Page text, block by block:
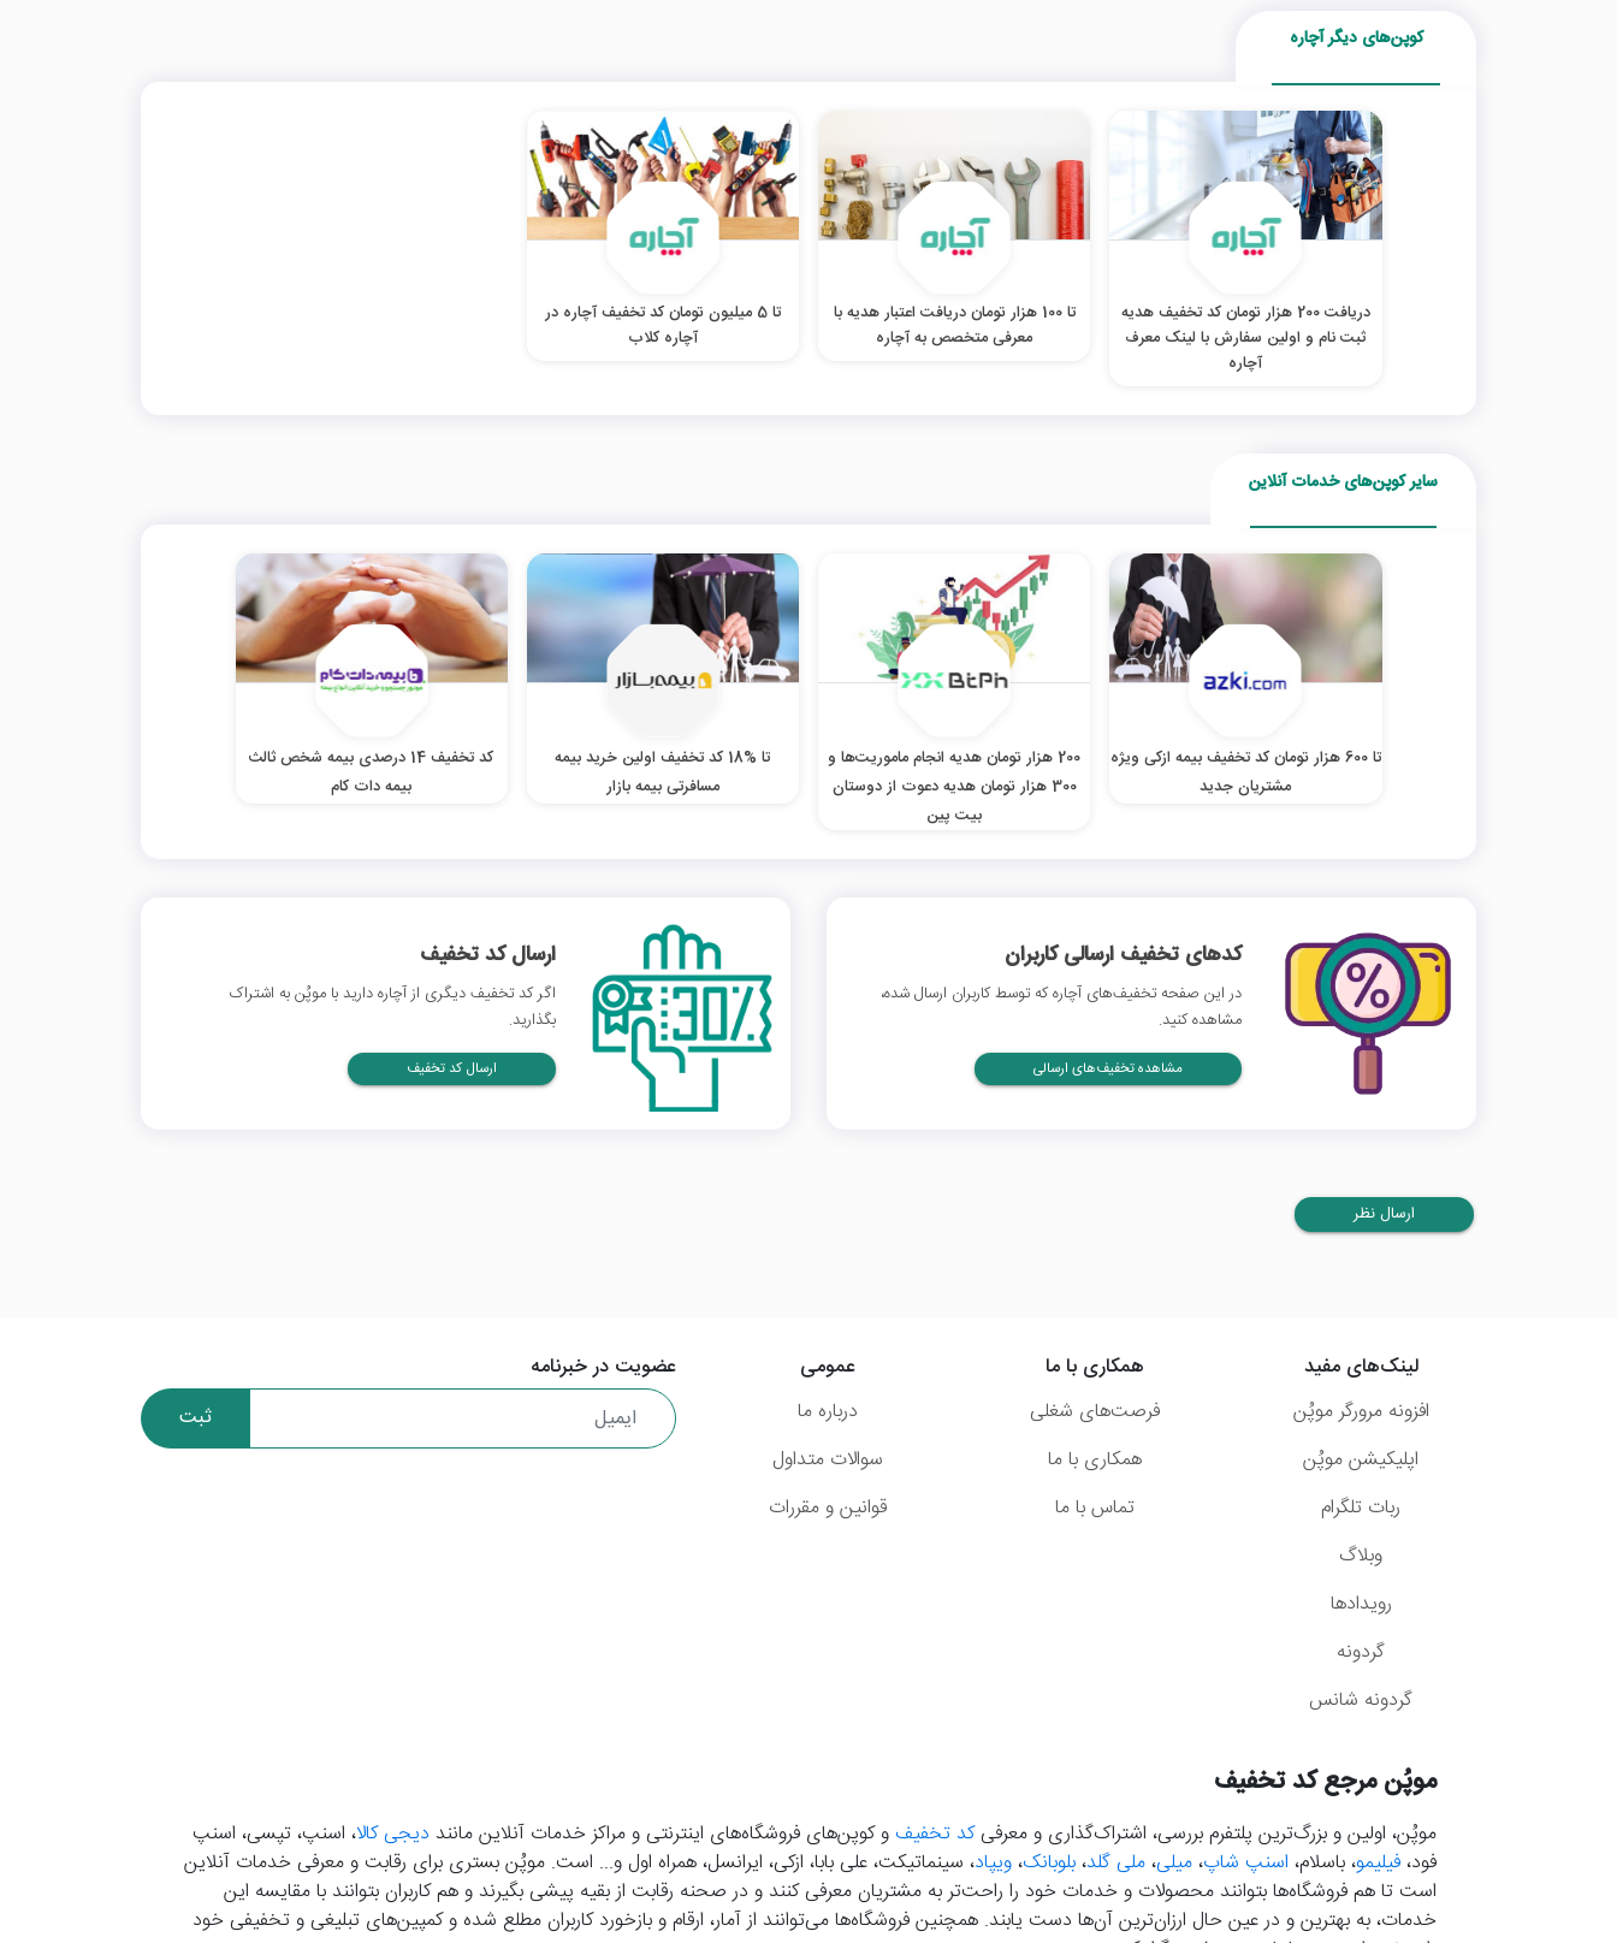
کوپن‌های دیگر آچاره
دریافت 200 هزار تومان کد تخفیف هدیه
ثبت نام و اولین سفارش با لینک معرف
آچاره
تا 100 هزار تومان دریافت اعتبار هدیه با
معرفی متخصص به آچاره
تا 5 میلیون تومان کد تخفیف آچاره در
آچاره کلاب
سایر کوپن‌های خدمات آنلاین
تا 600 هزار تومان کد تخفیف بیمه ازکی ویژه
مشتریان جدید
200 هزار تومان هدیه انجام ماموریت‌ها و
300 هزار تومان هدیه دعوت از دوستان
بیت پین
تا %18 کد تخفیف اولین خرید بیمه
مسافرتی بیمه بازار
کد تخفیف 14 درصدی بیمه شخص ثالث
بیمه دات کام
کدهای تخفیف ارسالی کاربران
در این صفحه تخفیف‌های آچاره که توسط کاربران ارسال شده،
مشاهده کنید.
مشاهده تخفیف‌های ارسالی
ارسال کد تخفیف
اگر کد تخفیف دیگری از آچاره دارید با موپُن به اشتراک
بگذارید.
ارسال کد تخفیف
ارسال نظر
عضویت در خبرنامه
ثبت
لینک‌های مفید
افزونه مرورگر موپُن
اپلیکیشن موپُن
ربات تلگرام
وبلاگ
رویدادها
گردونه
گردونه شانس
همکاری با ما
فرصت‌های شغلی
همکاری با ما
تماس با ما
عمومی
درباره ما
سوالات متداول
قوانین و مقررات
موپُن مرجع کد تخفیف
موپُن، اولین و بزرگ‌ترین پلتفرم بررسی، اشتراک‌گذاری و معرفیکد تخفیفو کوپن‌های فروشگاه‌های اینترنتی و مراکز خدمات آنلاین مانند دیجی کالا، اسنپ، تپسی، اسنپ
فود، فیلیمو، باسلام، اسنپ شاپ، میلی، ملی گلد، بلوبانک، ویپاد، سینماتیکت، علی بابا، ازکی، ایرانسل، همراه اول و... است. موپُن بستری برای رقابت و معرفی خدمات آنلاین
است تا هم فروشگاه‌ها بتوانند محصولات و خدمات خود را راحت‌تر به مشتریان معرفی کنند و در صحنه رقابت از بقیه پیشی بگیرند و هم کاربران بتوانند با مقایسه این
خدمات، به بهترین و در عین حال ارزان‌ترین آن‌ها دست‌ یابند. همچنین فروشگاه‌ها می‌توانند از آمار، ارقام و بازخورد کاربران مطلع شده و کمپین‌های تبلیغی و تخفیفی خود